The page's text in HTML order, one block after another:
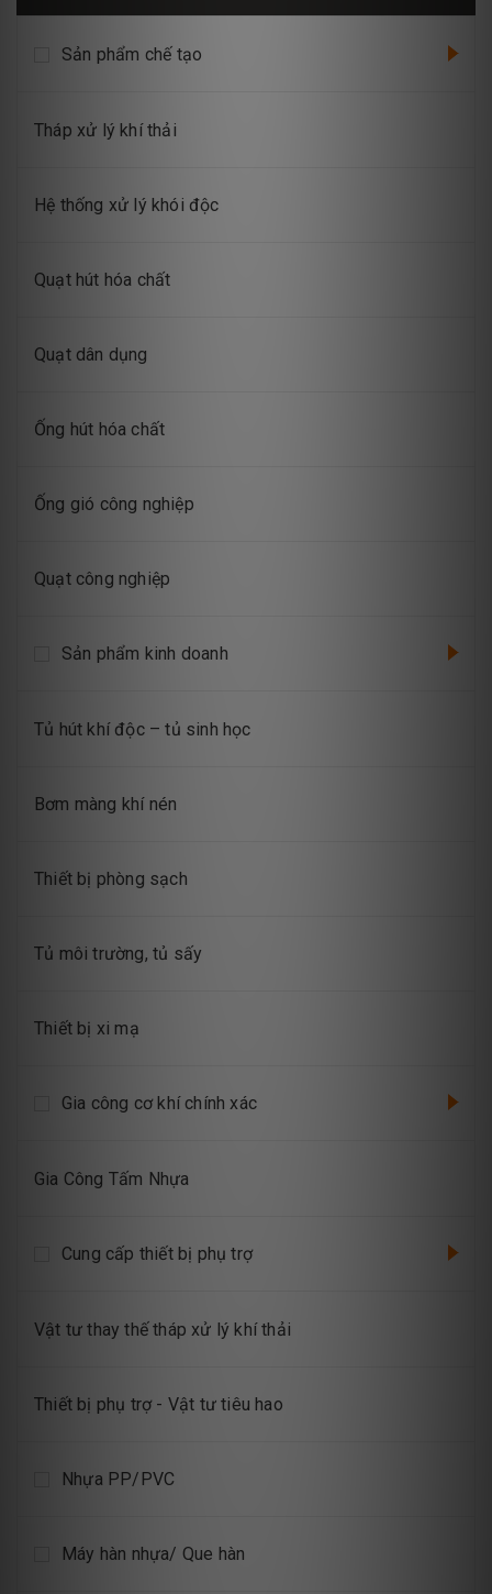
Sản phẩm chế tạo
Tháp xử lý khí thải
Hệ thống xử lý khói độc
Quạt hút hóa chất
Quạt dân dụng
Ống hút hóa chất
Ống gió công nghiệp
Quạt công nghiệp
Sản phẩm kinh doanh
Tủ hút khí độc – tủ sinh học
Bơm màng khí nén
Thiết bị phòng sạch
Tủ môi trường, tủ sấy
Thiết bị xi mạ
Gia công cơ khí chính xác
Gia Công Tấm Nhựa
Cung cấp thiết bị phụ trợ
Vật tư thay thế tháp xử lý khí thải
Thiết bị phụ trợ - Vật tư tiêu hao
Nhựa PP/PVC
Máy hàn nhựa/ Que hàn